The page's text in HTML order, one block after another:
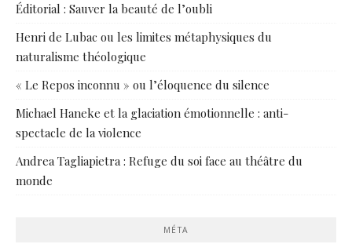
Éditorial : Sauver la beauté de l’oubli
Henri de Lubac ou les limites métaphysiques du
naturalisme théologique
« Le Repos inconnu » ou l’éloquence du silence
Michael Haneke et la glaciation émotionnelle : anti-
spectacle de la violence
Andrea Tagliapietra : Refuge du soi face au théâtre du
monde
MÉTA